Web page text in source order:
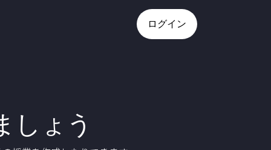
ログイン
しょう